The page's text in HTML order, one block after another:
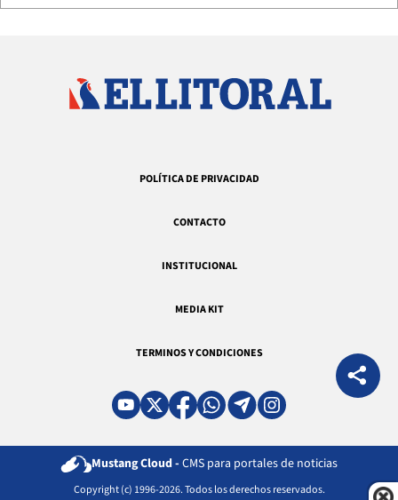
POLÍTICA DE PRIVACIDAD
CONTACTO
INSTITUCIONAL
MEDIA KIT
TERMINOS Y CONDICIONES
Mustang Cloud - CMS para portales de noticias
Copyright (c) 1996-2026. Todos los derechos reservados.